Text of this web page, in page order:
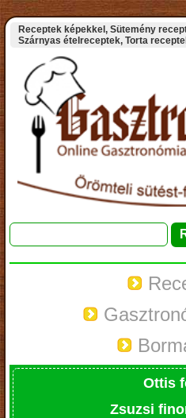
Receptek képekkel, Sütemény
Szárnyas ételreceptek, Torta
Ottis
Zsuzsi